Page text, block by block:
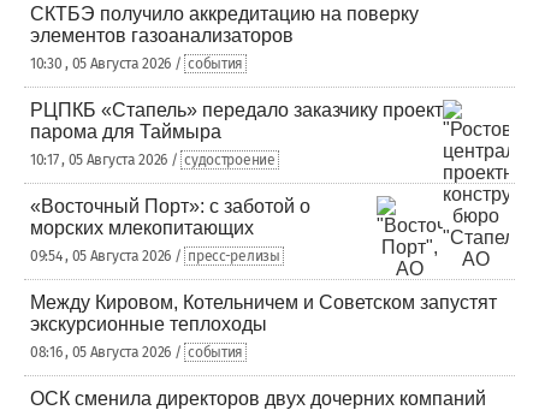
СКТБЭ получило аккредитацию на поверку
элементов газоанализаторов
10:30 , 05 Августа 2026 / события
РЦПКБ «Стапель» передало заказчику проект
парома для Таймыра
10:17 , 05 Августа 2026 / судостроение
«Восточный Порт»: с заботой о
морских млекопитающих
09:54 , 05 Августа 2026 / пресс-релизы
Между Кировом, Котельничем и Советском запустят
экскурсионные теплоходы
08:16 , 05 Августа 2026 / события
ОСК сменила директоров двух дочерних компаний